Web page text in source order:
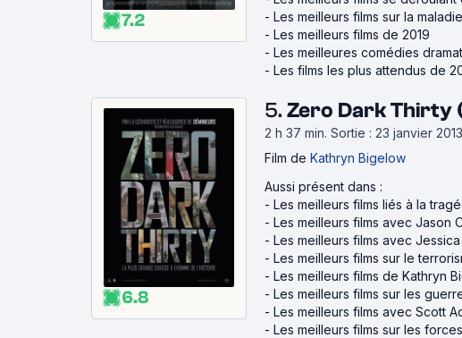
7.2
- Les meilleurs films sur la
- Les meilleurs films de 2019
- Les meilleures comédies
- Les films les plus attendus de
6.8
5. Zero Dark Thirty
2 h 37 min. Sortie : 23 janvier
Film de Kathryn Bigelow
Aussi présent dans :
- Les meilleurs films liés à la
- Les meilleurs films avec Jason
- Les meilleurs films avec Jessica
- Les meilleurs films sur le
- Les meilleurs films de Kathryn
- Les meilleurs films sur les
- Les meilleurs films avec Scott
- Les meilleurs films sur les